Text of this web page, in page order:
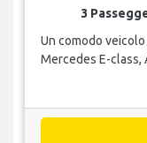
3
Un comodo
Mercedes E-class,